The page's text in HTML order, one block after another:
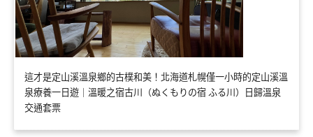
這才是定山溪溫泉鄉的古樸和美！北海道札幌僅一小時的定山溪溫
泉療養一日遊｜溫暖之宿古川（ぬくもりの宿 ふる川）日歸溫泉
交通套票